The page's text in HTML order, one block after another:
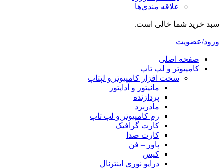
علاقه مندی‌ها
سبد خرید شما خالی است.
ورود/عضویت
صفحه اصلی
کامپیوتر و‌‌‌‌‌ لپ تاپ
سخت افزار کامپیوتر و لپتاپ
مانیتور و آداپتور
پردازنده
مادربرد
رم کامپیوتر و لپ تاپ
کارت گرافیک
کارت صدا
پاور – فن
کیس
درایو نوری اینترنال